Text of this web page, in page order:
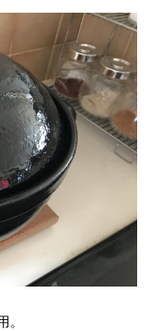
。